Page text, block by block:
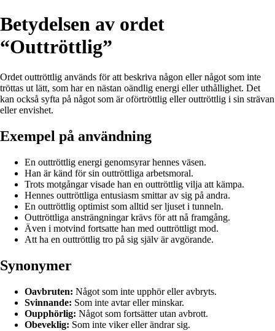
Betydelsen av ordet
“Outtröttlig”
Ordet outtröttlig används för att beskriva någon eller något som inte
tröttas ut lätt, som har en nästan oändlig energi eller uthållighet. Det
kan också syfta på något som är oförtröttlig eller outtröttlig i sin strävan
eller envishet.
Exempel på användning
En outtröttlig energi genomsyrar hennes väsen.
Han är känd för sin outtröttliga arbetsmoral.
Trots motgångar visade han en outtröttlig vilja att kämpa.
Hennes outtröttliga entusiasm smittar av sig på andra.
En outtröttlig optimist som alltid ser ljuset i tunneln.
Outtröttliga ansträngningar krävs för att nå framgång.
Även i motvind fortsatte han med outtröttligt mod.
Att ha en outtröttlig tro på sig själv är avgörande.
Synonymer
Oavbruten: Något som inte upphör eller avbryts.
Svinnande: Som inte avtar eller minskar.
Oupphörlig: Något som fortsätter utan avbrott.
Obeveklig: Som inte viker eller ändrar sig.